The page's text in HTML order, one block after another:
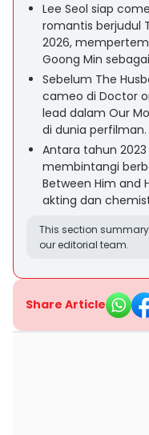
Lee Seol siap
romantis berjudul
2026,
Goong Min
Sebelum The
cameo di Doctor
lead dalam Our
di dunia perfilman.
Antara tahun
membintangi
Between Him and
akting dan
This section
our editorial team.
Share Article